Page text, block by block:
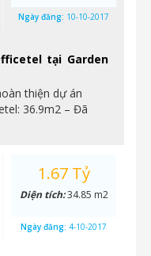
tại Garden
thiện dự án
36.9m2 – Đã
Ngày đăng: 10-10-2017
1.67 Tỷ
Diện tích:34.85 m2
Ngày đăng: 4-10-2017